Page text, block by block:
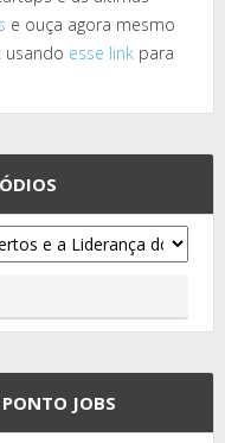
e ouça agora mesmo
usando esse link para
JOBS